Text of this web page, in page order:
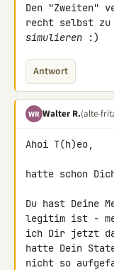
Den "Zweiten"
simulieren :)
Antwort
WR Walter R.(alte-
Ahoi T(h)eo,
hatte schon
Du hast Deine
legitim ist -
ich Dir jetzt
hatte Dein
nicht so